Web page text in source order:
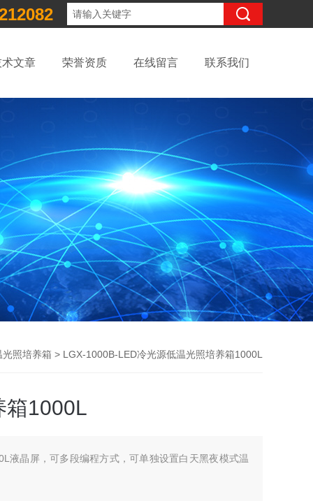
术文章 荣誉资质 在线留言 联系我们
照培养箱 > LGX-1000B-LED冷光源低温光照培养箱1000L
箱1000L
液晶屏，可多段编程方式，可单独设置白天黑夜模式温